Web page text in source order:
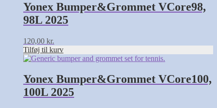
Yonex Bumper&Grommet VCore98,
98L 2025
120,00 kr.
Tilføj til kurv
Yonex Bumper&Grommet VCore100,
100L 2025